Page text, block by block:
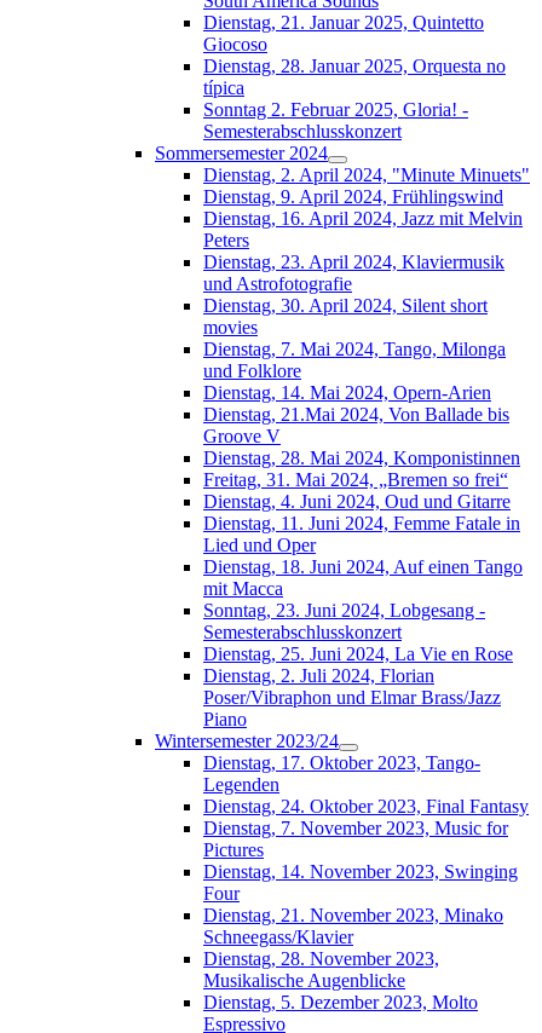
Dienstag, 21. Januar 2025, Quintetto
Giocoso
Dienstag, 28. Januar 2025, Orquesta no
típica
Sonntag 2. Februar 2025, Gloria! -
Semesterabschlusskonzert
Sommersemester 2024
Dienstag, 2. April 2024, "Minute Minuets"
Dienstag, 9. April 2024, Frühlingswind
Dienstag, 16. April 2024, Jazz mit Melvin
Peters
Dienstag, 23. April 2024, Klaviermusik
und Astrofotografie
Dienstag, 30. April 2024, Silent short
movies
Dienstag, 7. Mai 2024, Tango, Milonga
und Folklore
Dienstag, 14. Mai 2024, Opern-Arien
Dienstag, 21.Mai 2024, Von Ballade bis
Groove V
Dienstag, 28. Mai 2024, Komponistinnen
Freitag, 31. Mai 2024, „Bremen so frei“
Dienstag, 4. Juni 2024, Oud und Gitarre
Dienstag, 11. Juni 2024, Femme Fatale in
Lied und Oper
Dienstag, 18. Juni 2024, Auf einen Tango
mit Macca
Sonntag, 23. Juni 2024, Lobgesang -
Semesterabschlusskonzert
Dienstag, 25. Juni 2024, La Vie en Rose
Dienstag, 2. Juli 2024, Florian
Poser/Vibraphon und Elmar Brass/Jazz
Piano
Wintersemester 2023/24
Dienstag, 17. Oktober 2023, Tango-
Legenden
Dienstag, 24. Oktober 2023, Final Fantasy
Dienstag, 7. November 2023, Music for
Pictures
Dienstag, 14. November 2023, Swinging
Four
Dienstag, 21. November 2023, Minako
Schneegass/Klavier
Dienstag, 28. November 2023,
Musikalische Augenblicke
Dienstag, 5. Dezember 2023, Molto
Espressivo